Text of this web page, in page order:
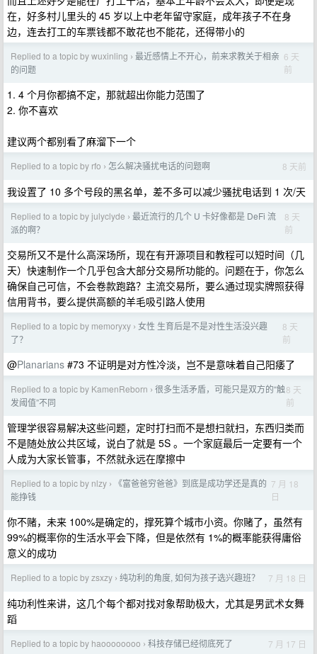
在，好多村儿里头的 45 岁以上中老年留守家庭，成年孩子不在身
边，连去打工的车票钱都不敢花也不能花，还得带小的
Replied to a topic by wuxinling › 最近感情上不开心，前来求教关于相亲
的问题
6 天
前
1. 4 个月你都搞不定，那就超出你能力范围了
2. 你不喜欢
建议两个都别看了麻溜下一个
Replied to a topic by rfo › 怎么解决骚扰电话的问题啊 8 天前
我设置了 10 多个号段的黑名单，差不多可以减少骚扰电话到 1 次/天
Replied to a topic by julyclyde › 最近流行的几个 U 卡好像都是 DeFi 流
派的啊？
8 天
前
交易所又不是什么高深场所，现在有开源项目和教程可以短时间（几
天）快速制作一个几乎包含大部分交易所功能的。问题在于，你怎么
确保自己可信，不会卷款跑路？主流交易所，要么通过现实牌照获得
信用背书，要么提供高额的羊毛吸引路人使用
Replied to a topic by memoryxy › 女性 生育后是不是对性生活没兴趣
了？
8 天
前
@Planarians #73 不证明是对方性冷淡，岂不是意味着自己阳痿了
Replied to a topic by KamenReborn › 很多生活矛盾，可能只是双方的“触
发阈值”不同
8 天
前
管理学很容易解决这些问题，定时打扫而不是想扫就扫，东西归类而
不是随处放公共区域，说白了就是 5S 。一个家庭最后一定要有一个
人成为大家长管事，不然就永远在摩擦中
Replied to a topic by nlzy ›
《富爸爸穷爸爸》到底是成功学还是真的
能挣钱
7 月 18
日
你不赌，未来 100%是确定的，撑死算个城市小资。你赌了，虽然有
99%的概率你的生活水平会下降，但是依然有 1%的概率能获得庸俗
意义的成功
Replied to a topic by zsxzy › 纯功利的角度, 如何为孩子选兴趣班？ 7 月 18 日
纯功利性来讲，这几个每个都对找对象帮助极大，尤其是男武术女舞
蹈
Replied to a topic by haoooooooo › 科技存储已经彻底死了 7 月 17 日